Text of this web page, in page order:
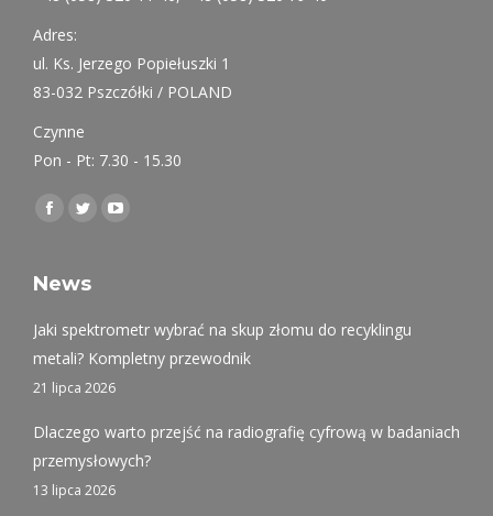
Adres:
ul. Ks. Jerzego Popiełuszki 1
83-032 Pszczółki / POLAND
Czynne
Pon - Pt: 7.30 - 15.30
Find us on:
Facebook
opens
new
window
Twitter
opens
new
window
YouTube
new
window
News
Jaki spektrometr wybrać na skup złomu do recyklingu
metali? Kompletny przewodnik
21 lipca 2026
Dlaczego warto przejść na radiografię cyfrową w badaniach
przemysłowych?
13 lipca 2026